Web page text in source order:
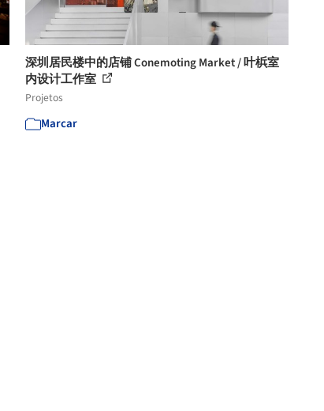
深圳居民楼中的店铺 Conemoting Market / 叶梹室
内设计工作室
Projetos
Marcar